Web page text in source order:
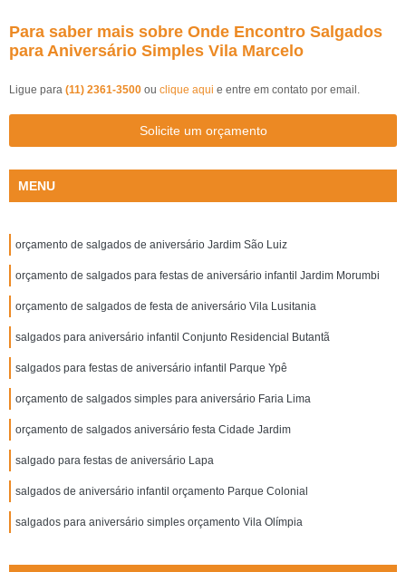
Para saber mais sobre Onde Encontro Salgados
para Aniversário Simples Vila Marcelo
Ligue para (11) 2361-3500 ou clique aqui e entre em contato por email.
Solicite um orçamento
MENU
orçamento de salgados de aniversário Jardim São Luiz
orçamento de salgados para festas de aniversário infantil Jardim Morumbi
orçamento de salgados de festa de aniversário Vila Lusitania
salgados para aniversário infantil Conjunto Residencial Butantã
salgados para festas de aniversário infantil Parque Ypê
orçamento de salgados simples para aniversário Faria Lima
orçamento de salgados aniversário festa Cidade Jardim
salgado para festas de aniversário Lapa
salgados de aniversário infantil orçamento Parque Colonial
salgados para aniversário simples orçamento Vila Olímpia